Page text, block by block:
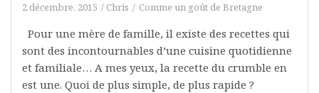
2 décembre, 2015 Chris Comme un goût de Bretagne
Pour une mère de famille, il existe des recettes qui
sont des incontournables d’une cuisine quotidienne
et familiale… A mes yeux, la recette du crumble en
est une. Quoi de plus simple, de plus rapide ?